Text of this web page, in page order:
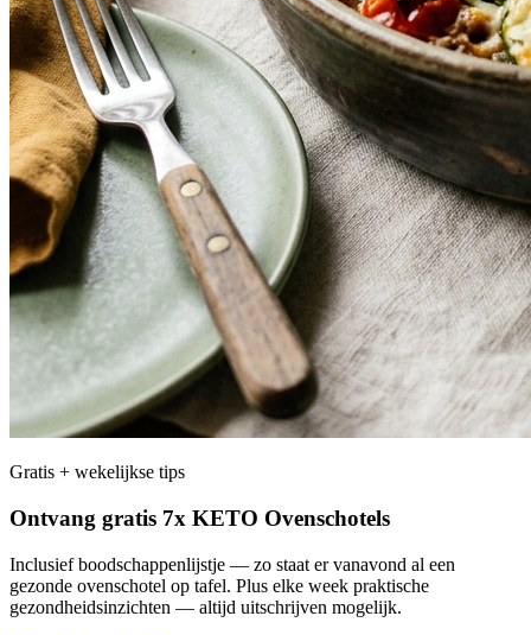
Gratis + wekelijkse tips
Ontvang gratis 7x KETO Ovenschotels
Inclusief boodschappenlijstje — zo staat er vanavond al een
gezonde ovenschotel op tafel. Plus elke week praktische
gezondheidsinzichten — altijd uitschrijven mogelijk.